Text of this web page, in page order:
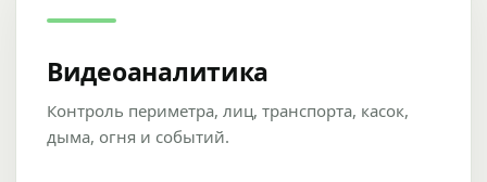
Видеоаналитика
Контроль периметра, лиц, транспорта, касок,
дыма, огня и событий.